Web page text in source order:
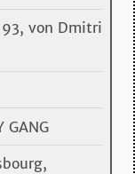
93, von Dmitri
GANG